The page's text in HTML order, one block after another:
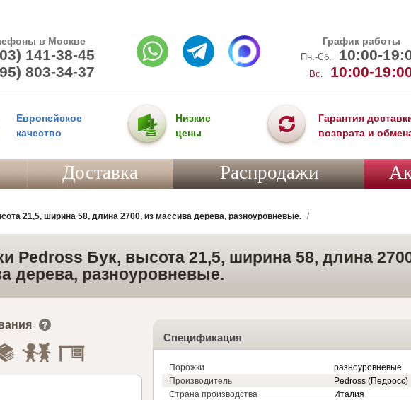
в Москве
141-38-45
803-34-37
График работы
Пн.-Сб. 10:00-
Вс. 10:00-
Европейское
качество
Низкие
цены
Гарантия
возврата и
Доставка Распродажи
21,5, ширина 58, длина 2700, из массива дерева, разноуровневые.
Pedross Бук, высота 21,5, ширина 58, длина
дерева, разноуровневые.
Спецификация
Порожки
разноуровневые
Производитель
Pedross (Педросс)
Страна производства
Италия